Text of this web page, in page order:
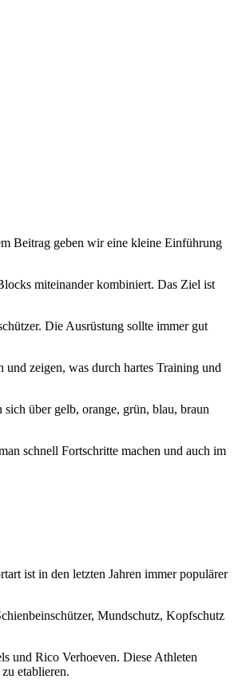
Beitrag geben wir eine kleine Einführung
miteinander kombiniert. Das Ziel ist
Die Ausrüstung sollte immer gut
zeigen, was durch hartes Training und
über gelb, orange, grün, blau, braun
schnell Fortschritte machen und auch im
ist in den letzten Jahren immer populärer
Mundschutz, Kopfschutz
und Rico Verhoeven. Diese Athleten
etablieren.